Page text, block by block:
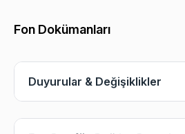
Fon Dokümanları
Duyurular & Değişiklikler